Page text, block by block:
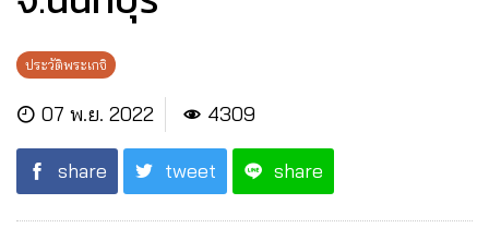
ประวัติพระเกจิ
07 พ.ย. 2022 4309
share tweet share